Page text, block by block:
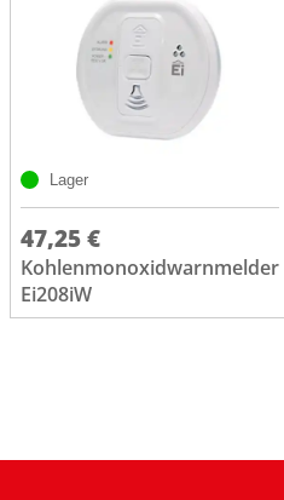
Lager
47,25 €
Kohlenmonoxidwarnmelder
Ei208iW